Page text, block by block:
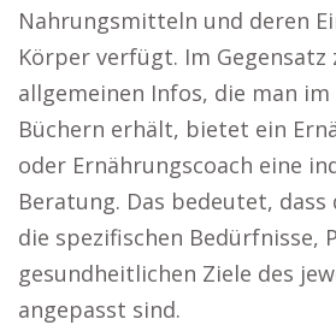
Nahrungsmitteln und deren
Körper verfügt. Im Gegensatz
allgemeinen Infos, die man
Büchern erhält, bietet ein
oder Ernährungscoach eine
Beratung. Das bedeutet, dass
die spezifischen Bedürfnisse,
gesundheitlichen Ziele des
angepasst sind.